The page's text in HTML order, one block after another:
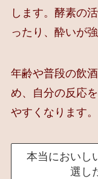
します。酵素の
ったり、酔いが
年齢や普段の飲
め、自分の反応
やすくなります。
本当においし
選し